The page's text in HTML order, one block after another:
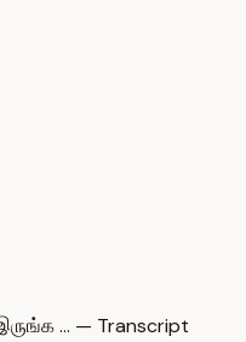
… — Transcript